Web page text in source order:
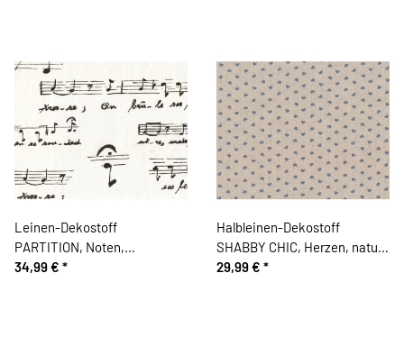
Leinen-Dekostoff
PARTITION, Noten,
gebrochenes weiß-schwarz
34,99 € *
Halbleinen-Dekostoff
SHABBY CHIC, Herzen, natur-
taubenblau
29,99 € *